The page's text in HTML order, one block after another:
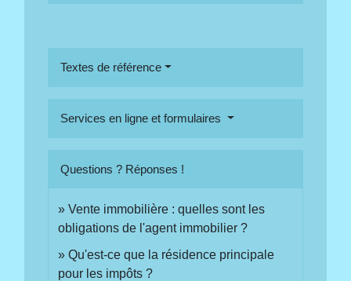
Textes de référence
Services en ligne et formulaires
Questions ? Réponses !
Vente immobilière : quelles sont les
obligations de l'agent immobilier ?
Qu'est-ce que la résidence principale
pour les impôts ?